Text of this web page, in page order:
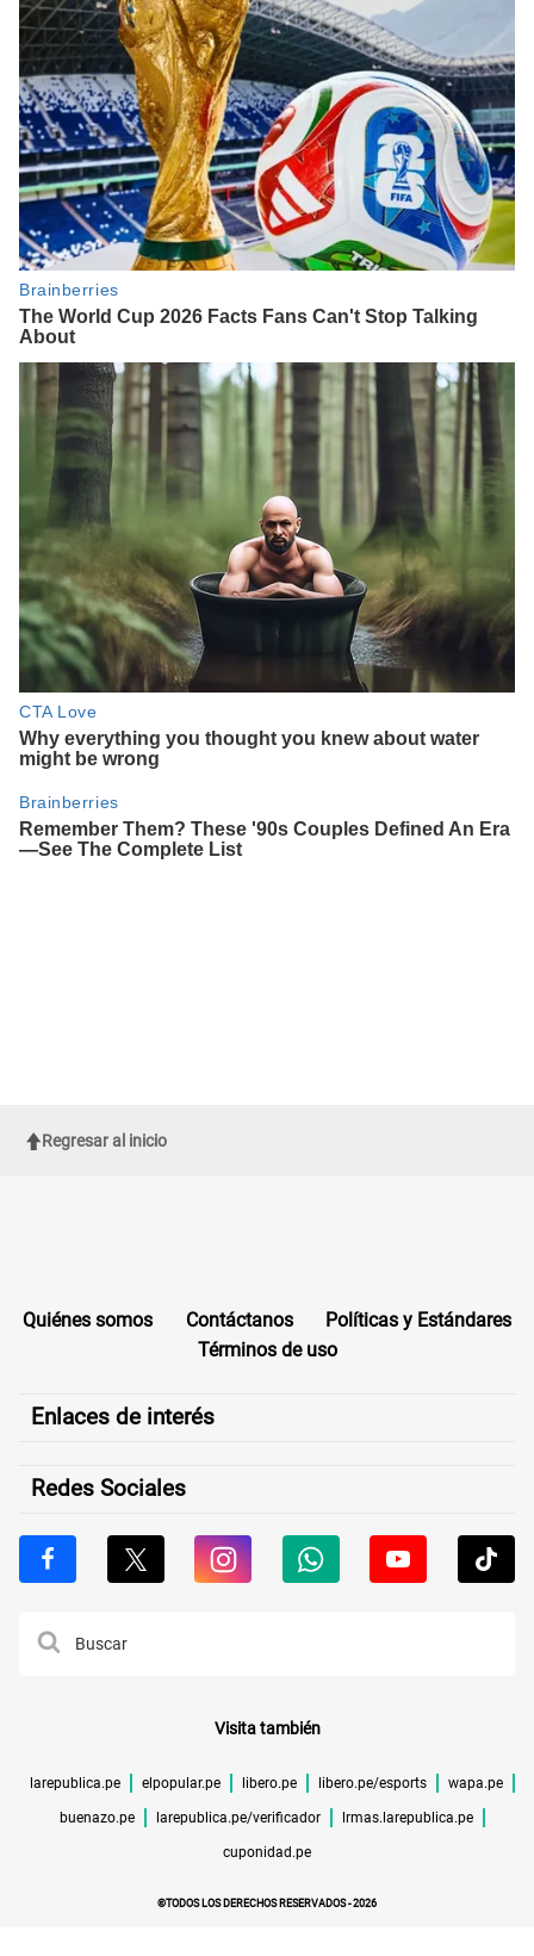
Regresar al inicio
Quiénes somos Contáctanos
Políticas y Estándares
Términos de uso
Enlaces de interés
Redes Sociales
Visita también
larepublica.pe elpopular.pe libero.pe libero.pe/esports wapa.pe
buenazo.pe larepublica.pe/verificador lrmas.larepublica.pe
cuponidad.pe
©TODOS LOS DERECHOS RESERVADOS -2026